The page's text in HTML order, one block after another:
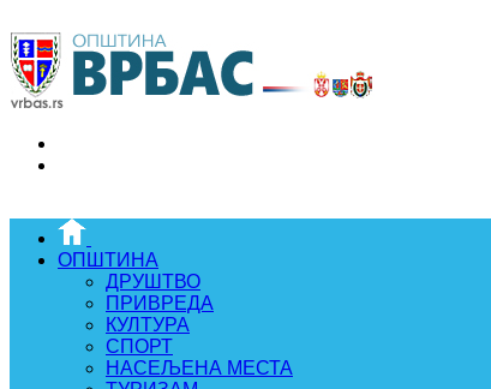
ОПШТИНА
ДРУШТВО
ПРИВРЕДА
КУЛТУРА
СПОРТ
НАСЕЉЕНА МЕСТА